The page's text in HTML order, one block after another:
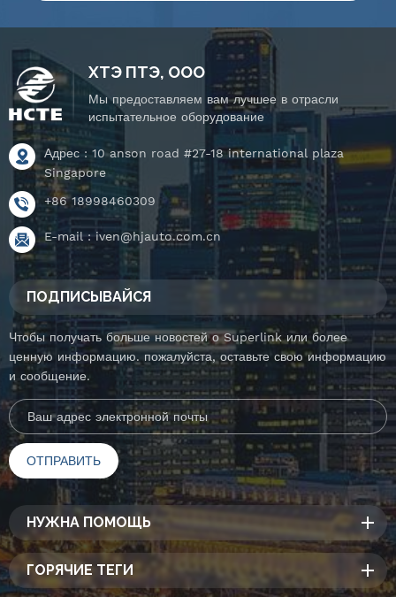
ХТЭ ПТЭ, ООО
Мы предоставляем вам лучшее в отрасли
испытательное оборудование
Адрес : 10 anson road #27-18 international plaza
Singapore
+86 18998460309
E-mail :iven@hjauto.com.cn
ПОДПИСЫВАЙСЯ
Чтобы получать больше новостей о Superlink или более
ценную информацию. пожалуйста, оставьте свою информацию
и сообщение.
НУЖНА ПОМОЩЬ
ГОРЯЧИЕ ТЕГИ